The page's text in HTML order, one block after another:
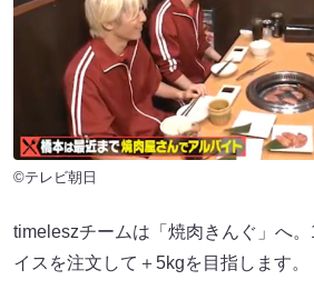
©テレビ朝日
timeleszチームは「焼肉きんぐ」へ
イスを注文して＋5kgを目指します。